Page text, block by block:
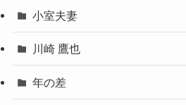
小室夫妻
川崎 鷹也
年の差